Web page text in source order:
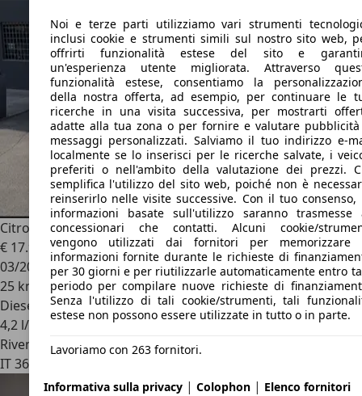
Citroen Berlingol1 autocarro 3 posti 130cv
€ 17.980
03/2026
25 km
Diesel
4,2 l/100 km (comb.)
Rivenditore
IT 36045
Noi e terze parti utilizziamo vari strumenti
inclusi cookie e strumenti simili sul nostro sito web,
offrirti funzionalità estese del sito e
un'esperienza utente migliorata. Attraverso
funzionalità estese, consentiamo la
della nostra offerta, ad esempio, per continuare le
ricerche in una visita successiva, per mostrarti
adatte alla tua zona o per fornire e valutare
messaggi personalizzati. Salviamo il tuo indirizzo e-
localmente se lo inserisci per le ricerche salvate, i
preferiti o nell'ambito della valutazione dei prezzi.
semplifica l'utilizzo del sito web, poiché non è
reinserirlo nelle visite successive. Con il tuo consenso,
informazioni basate sull'utilizzo saranno trasmesse
concessionari che contatti. Alcuni cookie/
vengono utilizzati dai fornitori per memorizzare
informazioni fornite durante le richieste di
per 30 giorni e per riutilizzarle automaticamente entro
periodo per compilare nuove richieste di
Senza l'utilizzo di tali cookie/strumenti, tali
estese non possono essere utilizzate in tutto o in parte.
Lavoriamo con 263 fornitori.
Informativa sulla privacy| Colophon| Elenco fornitori